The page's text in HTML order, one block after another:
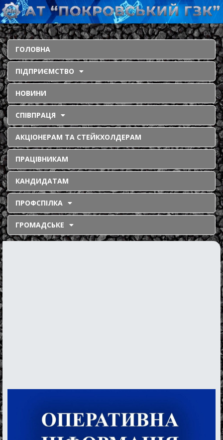
ГОЛОВНА
ПІДПРИЄМСТВО
НОВИНИ
СПІВПРАЦЯ
АКЦІОНЕРАМ ТА СТЕЙКХОЛДЕРАМ
ПРАЦІВНИКАМ
КАНДИДАТАМ
ПРОФСПІЛКА
ГРОМАДСЬКЕ